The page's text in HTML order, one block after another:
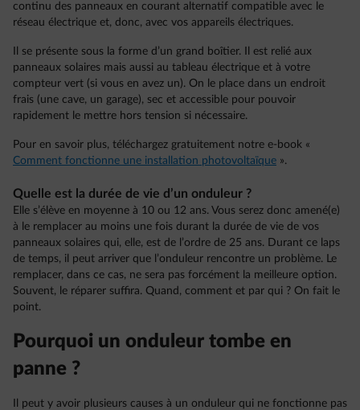
continu des panneaux en courant alternatif compatible avec le
réseau électrique et, donc, avec vos appareils électriques.
Il se présente sous la forme d’un grand boîtier. Il est relié aux
panneaux solaires mais aussi au tableau électrique et à votre
compteur vert (si vous en avez un). On le place dans un endroit
frais (une cave, un garage), sec et accessible pour pouvoir
rapidement le mettre hors tension si nécessaire.
Pour en savoir plus, téléchargez gratuitement notre e-book «
Comment fonctionne une installation photovoltaïque ».
Quelle est la durée de vie d’un onduleur ?
Elle s’élève en moyenne à 10 ou 12 ans. Vous serez donc amené(e)
à le remplacer au moins une fois durant la durée de vie de vos
panneaux solaires qui, elle, est de l’ordre de 25 ans. Durant ce laps
de temps, il peut arriver que l’onduleur rencontre un problème. Le
remplacer, dans ce cas, ne sera pas forcément la meilleure option.
Souvent, le réparer suffira. Quand, comment et par qui ? On fait le
point.
Pourquoi un onduleur tombe en
panne ?
Il peut y avoir plusieurs causes à un onduleur qui ne fonctionne pas